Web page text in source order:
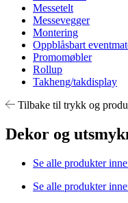
Messetelt
Messevegger
Montering
Oppblåsbart
Promomøbler
Rollup
Takheng/takdisplay
Tilbake til trykk og
Dekor og
Se alle produkter
Se alle produkter